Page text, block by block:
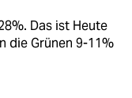
Das ist Heute
die Grünen 9-11%